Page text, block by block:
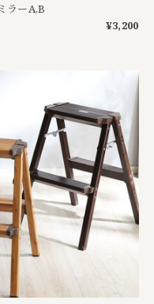
ラーA,B
¥3,200